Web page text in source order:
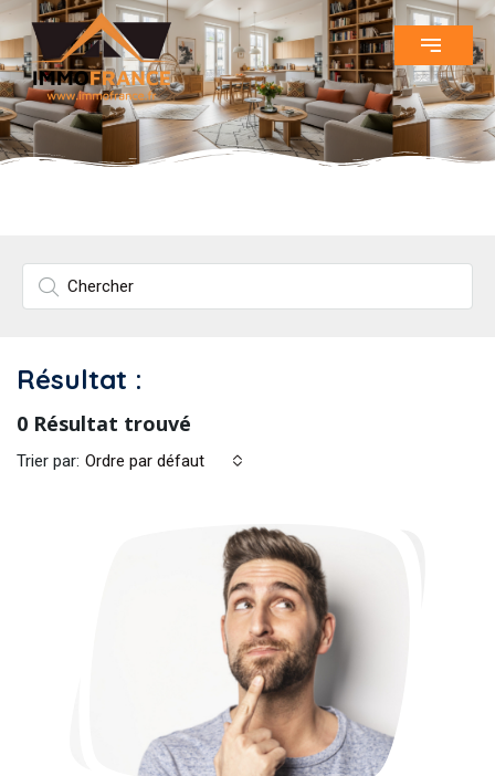
Résultat :
0 Résultat trouvé
Trier par: Ordre par défaut